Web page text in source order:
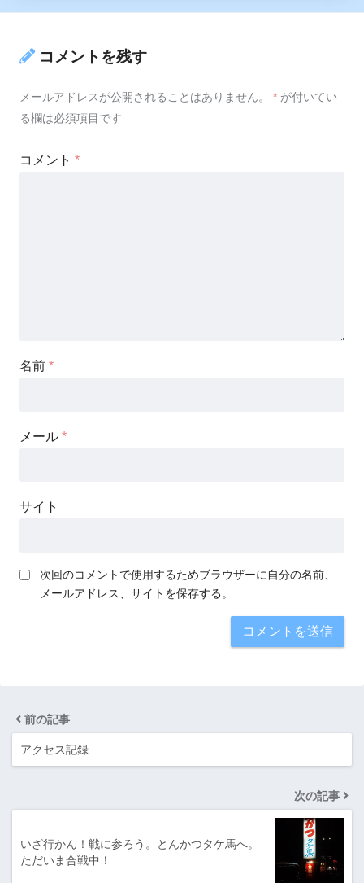
コメントを残す
メールアドレスが公開されることはありません。 * が付いてい
る欄は必須項目です
コメント *
名前 *
メール *
サイト
次回のコメントで使用するためブラウザーに自分の名前、
メールアドレス、サイトを保存する。
前の記事
アクセス記録
次の記事
いざ行かん！戦に参ろう。とんかつタケ馬へ。
ただいま合戦中！